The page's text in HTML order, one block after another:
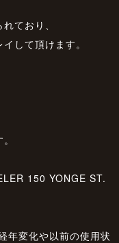
ており、
して頂けます。
150 YONGE ST.
年変化や以前の使用状